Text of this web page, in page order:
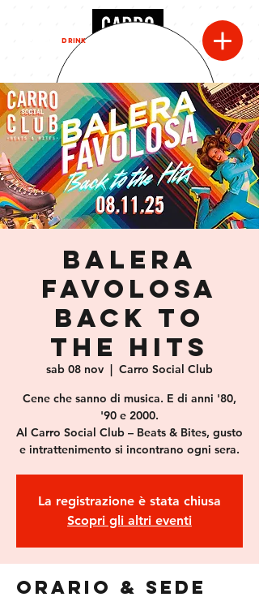
DRINK
BALERA
FAVOLOSA
Back to
the Hits
sab 08 nov
  |
Carro Social Club
Cene che sanno di musica. E di anni '80,
'90 e 2000.
Al Carro Social Club – Beats & Bites, gusto
e intrattenimento si incontrano ogni sera.
La registrazione è stata chiusa
Scopri gli altri eventi
Orario & Sede